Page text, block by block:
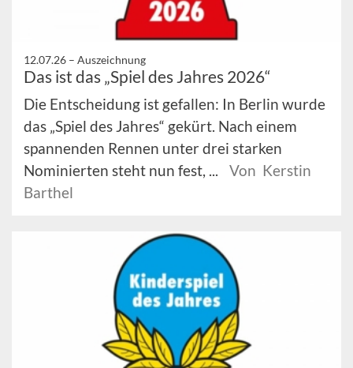
12.07.26 – Auszeichnung
Das ist das „Spiel des Jahres 2026“
Die Entscheidung ist gefallen: In Berlin wurde
das „Spiel des Jahres“ gekürt. Nach einem
spannenden Rennen unter drei starken
Nominierten steht nun fest, ...
Von Kerstin
Barthel